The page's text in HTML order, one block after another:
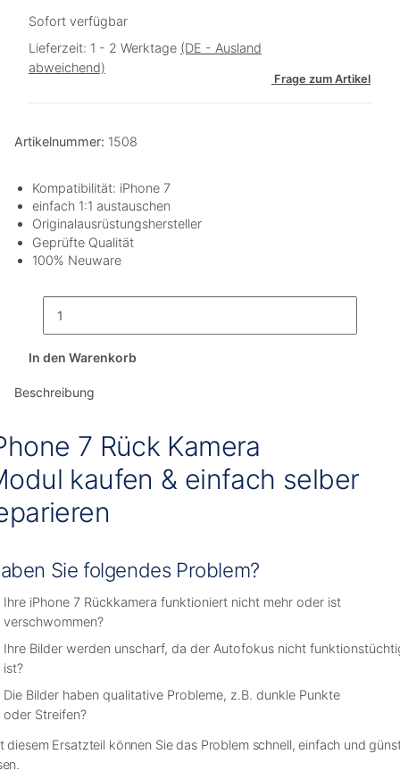
Sofort verfügbar
Lieferzeit: 1 - 2 Werktage (DE - Ausland
abweichend)
Frage zum Artikel
Artikelnummer: 1508
Kompatibilität: iPhone 7
einfach 1:1 austauschen
Originalausrüstungshersteller
Geprüfte Qualität
100% Neuware
In den Warenkorb
Beschreibung
7 Rück Kamera
kaufen & einfach selber
Sie folgendes Problem?
Ihre iPhone 7 Rückkamera funktioniert nicht mehr oder ist
verschwommen?
Ihre Bilder werden unscharf, da der Autofokus nicht
ist?
Die Bilder haben qualitative Probleme, z.B. dunkle Punkte
oder Streifen?
diesem Ersatzteil können Sie das Problem schnell, einfach und